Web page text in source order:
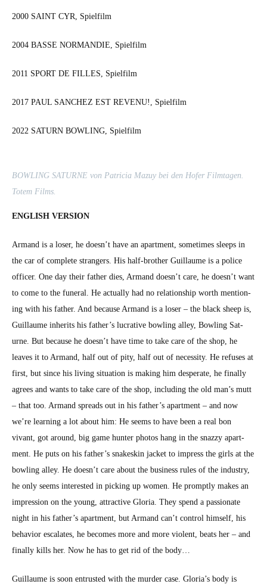
2000 SAINT CYR, Spielfilm
2004 BASSE NORMANDIE, Spielfilm
2011 SPORT DE FILLES, Spielfilm
2017 PAUL SANCHEZ EST REVENU!, Spielfilm
2022 SATURN BOWLING, Spielfilm
BOWLING SATURNE von Patri­cia Mazuy bei den Hofer Film­ta­gen.
Totem Films.
ENGLISH VERSION
Armand is a los­er, he does­n’t have an apart­ment, some­times sleeps in
the car of com­plete strangers. His half-broth­er Guil­laume is a police
offi­cer. One day their father dies, Armand does­n’t care, he does­n’t want
to come to the funer­al. He actu­al­ly had no rela­tion­ship worth men­tion­
ing with his father. And because Armand is a los­er – the black sheep is,
Guil­laume inher­its his father’s lucra­tive bowl­ing alley, Bowl­ing Sat­
urne. But because he does­n’t have time to take care of the shop, he
leaves it to Armand, half out of pity, half out of neces­si­ty. He refus­es at
first, but since his liv­ing sit­u­a­tion is mak­ing him des­per­ate, he final­ly
agrees and wants to take care of the shop, includ­ing the old man’s mutt
– that too. Armand spreads out in his father’s apart­ment – and now
we’re learn­ing a lot about him: He seems to have been a real bon
vivant, got around, big game hunter pho­tos hang in the snazzy apart­
ment. He puts on his father’s snake­skin jack­et to impress the girls at the
bowl­ing alley. He does­n’t care about the busi­ness rules of the indus­try,
he only seems inter­est­ed in pick­ing up women. He prompt­ly makes an
impres­sion on the young, attrac­tive Glo­ria. They spend a pas­sion­ate
night in his father’s apart­ment, but Armand can’t con­trol him­self, his
behav­ior esca­lates, he becomes more and more vio­lent, beats her – and
final­ly kills her. Now he has to get rid of the body…
Guil­laume is soon entrust­ed with the mur­der case. Gloria’s body is